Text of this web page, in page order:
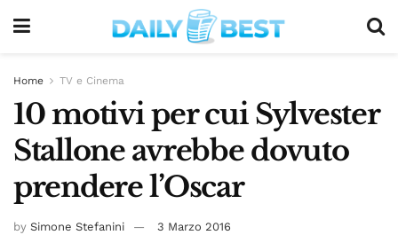
Home TV e Cinema
10 motivi per cui Sylvester
Stallone avrebbe dovuto
prendere l’Oscar
by Simone Stefanini 3 Marzo 2016